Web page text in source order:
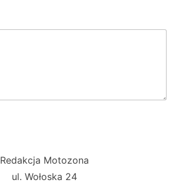
Redakcja Motozona
ul. Wołoska 24